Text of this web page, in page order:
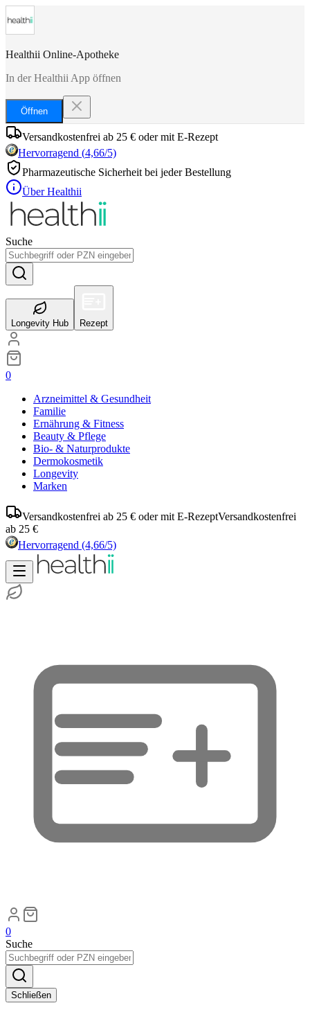
Healthii Online-Apotheke
In der Healthii App öffnen
Öffnen
Versandkostenfrei ab 25 € oder mit E-Rezept
Hervorragend (4,66/5)
Pharmazeutische Sicherheit bei jeder Bestellung
Über Healthii
Suche
Longevity Hub Rezept
0
Arzneimittel & Gesundheit
Familie
Ernährung & Fitness
Beauty & Pflege
Bio- & Naturprodukte
Dermokosmetik
Longevity
Marken
Versandkostenfrei ab 25 € oder mit E-RezeptVersandkostenfrei
ab 25 €
Hervorragend (4,66/5)
0
Suche
Schließen